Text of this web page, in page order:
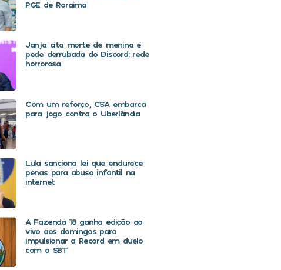
PGE de Roraima
Janja cita morte de menina e
pede derrubada do Discord: rede
horrorosa
Com um reforço, CSA embarca
para jogo contra o Uberlândia
Lula sanciona lei que endurece
penas para abuso infantil na
internet
A Fazenda 18 ganha edição ao
vivo aos domingos para
impulsionar a Record em duelo
com o SBT